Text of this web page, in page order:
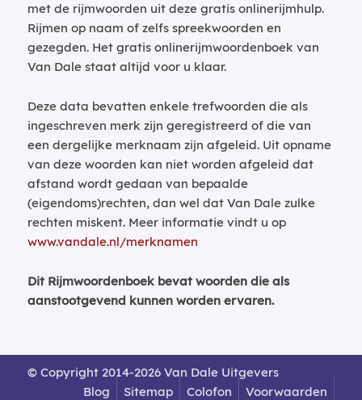
met de rijmwoorden uit deze gratis onlinerijmhulp.
Rijmen op naam of zelfs spreekwoorden en
gezegden. Het gratis onlinerijmwoordenboek van
Van Dale staat altijd voor u klaar.
Deze data bevatten enkele trefwoorden die als
ingeschreven merk zijn geregistreerd of die van
een dergelijke merknaam zijn afgeleid. Uit opname
van deze woorden kan niet worden afgeleid dat
afstand wordt gedaan van bepaalde
(eigendoms)rechten, dan wel dat Van Dale zulke
rechten miskent. Meer informatie vindt u op
www.vandale.nl/merknamen
Dit Rijmwoordenboek bevat woorden die als
aanstootgevend kunnen worden ervaren.
© Copyright 2014-2026 Van Dale Uitgevers
Blog
Sitemap Colofon Voorwaarden